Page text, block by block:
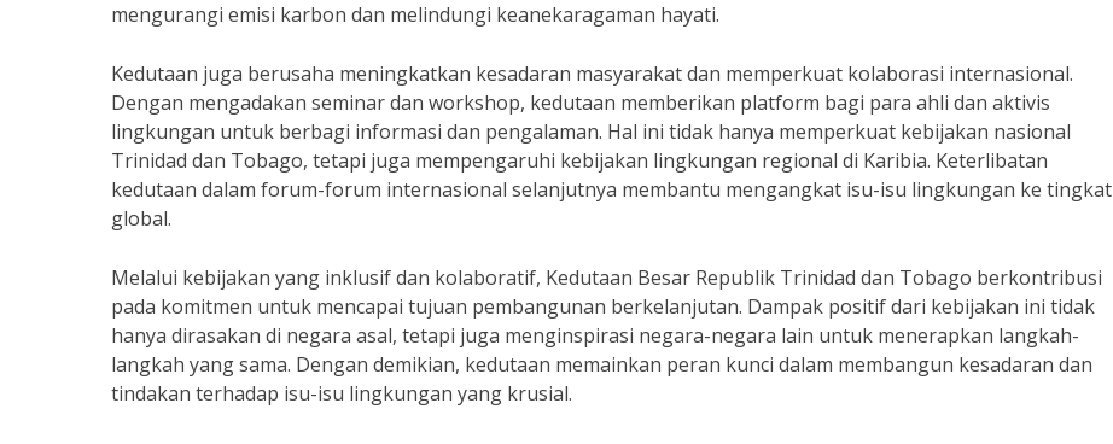
mengurangi emisi karbon dan melindungi keanekaragaman hayati.
Kedutaan juga berusaha meningkatkan kesadaran masyarakat dan memperkuat kolaborasi internasional.
Dengan mengadakan seminar dan workshop, kedutaan memberikan platform bagi para ahli dan aktivis
lingkungan untuk berbagi informasi dan pengalaman. Hal ini tidak hanya memperkuat kebijakan nasional
Trinidad dan Tobago, tetapi juga mempengaruhi kebijakan lingkungan regional di Karibia. Keterlibatan
kedutaan dalam forum-forum internasional selanjutnya membantu mengangkat isu-isu lingkungan ke tingkat
global.
Melalui kebijakan yang inklusif dan kolaboratif, Kedutaan Besar Republik Trinidad dan Tobago berkontribusi
pada komitmen untuk mencapai tujuan pembangunan berkelanjutan. Dampak positif dari kebijakan ini tidak
hanya dirasakan di negara asal, tetapi juga menginspirasi negara-negara lain untuk menerapkan langkah-
langkah yang sama. Dengan demikian, kedutaan memainkan peran kunci dalam membangun kesadaran dan
tindakan terhadap isu-isu lingkungan yang krusial.